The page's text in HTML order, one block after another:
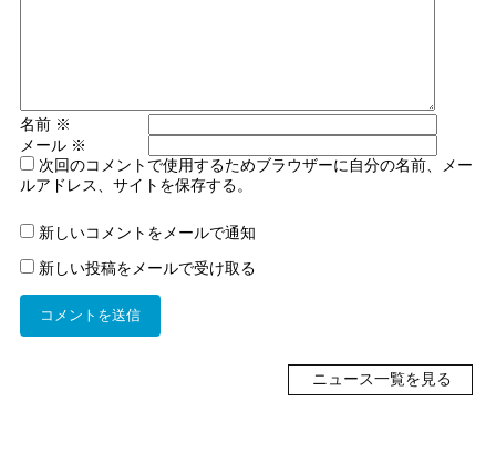
名前 ※
メール ※
次回のコメントで使用するためブラウザーに自分の名前、メー
ルアドレス、サイトを保存する。
新しいコメントをメールで通知
新しい投稿をメールで受け取る
ニュース一覧を見る